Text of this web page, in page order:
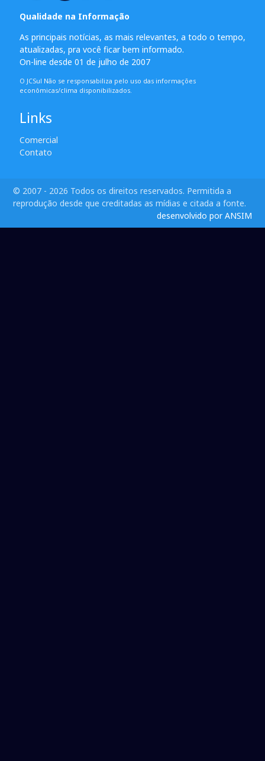
Qualidade na Informação
As principais notícias, as mais relevantes, a todo o tempo,
atualizadas, pra você ficar bem informado.
On-line desde 01 de julho de 2007
O JCSul Não se responsabiliza pelo uso das informações
econômicas/clima disponibilizados.
Links
Comercial
Contato
© 2007 - 2026 Todos os direitos reservados. Permitida a
reprodução desde que creditadas as mídias e citada a fonte.
desenvolvido por ANSIM